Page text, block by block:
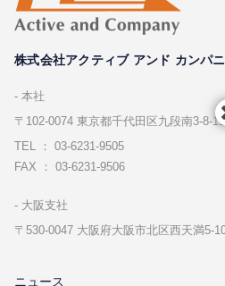
株式会社アクティブ アンド カンパ
本社
〒102-0074 東京都千代⽥区九段南3-8-
TEL ： 03-6231-9505
FAX ： 03-6231-9506
⼤阪⽀社
〒530-0047 ⼤阪府⼤阪市北区⻄天満5-
ニュース